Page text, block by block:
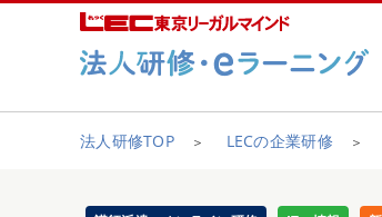
法人研修TOP LECの企業研修